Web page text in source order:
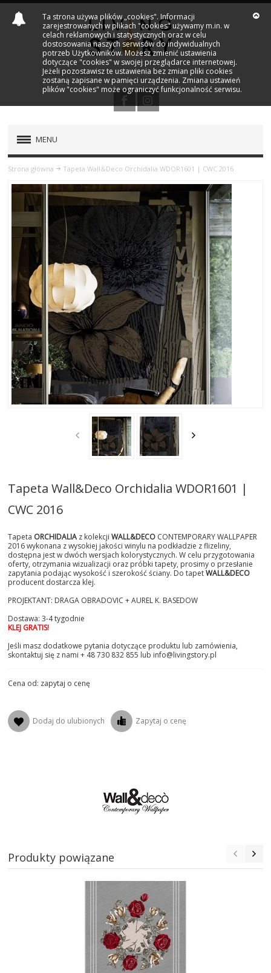
MENU
PRODUKTY
NOWOŚCI
MARKI
OUTLET
AKTUALNOSCI
STREFA-PROJEKTANTA
REALIZACJE
INSPIRACJE
KONTAKT
Strona główna Tapeta Wall&Deco Orchidalia WDOR1601 | CWC 2016
Tapeta Wall&Deco Orchidalia WDOR1601 |
CWC 2016
Tapeta ORCHIDALIA z kolekcjiWALL&DECO CONTEMPORARY WALLPAPER
2016 wykonana z wysokiej jakości winylu na podkładzie z flizeliny,
dostępna jest w dwóch wersjach kolorystycznych. W celu przygotowania
oferty, otrzymania wizualizacji oraz próbki tapety, prosimy o przesłanie
zapytania podając wysokość i szerokość ściany. Do tapetWALL&DECO
producent dostarcza klej.
PROJEKTANT: DRAGA OBRADOVIC + AUREL K. BASEDOW
Dostawa: 3-4 tygodnie
KLEJ GRATIS!
Jeśli masz dodatkowe pytania dotyczące produktu lub zamówienia,
skontaktuj się z nami + 48 730 832 855 lub info@livingstory.pl
Cena od: zapytaj o cenę
Dodaj do ulubionych Zapytaj o cenę
Produkty powiązane
Ta strona używa plików „cookies". Informacji
zarejestrowanych w plikach "cookies" używamy m.in. w
celach reklamowych i statystycznych oraz w celu
dostosowania naszych serwisów do indywidualnych
potrzeb Użytkowników. Możesz zmienić ustawienia
dotyczące "cookies" w swojej przeglądarce internetowej.
Jeżeli pozostawisz te ustawienia bez zmian pliki cookies
zostaną zapisane w pamięci urządzenia. Zmiana ustawień
plików "cookies" może ograniczyć funkcjonalność serwisu.